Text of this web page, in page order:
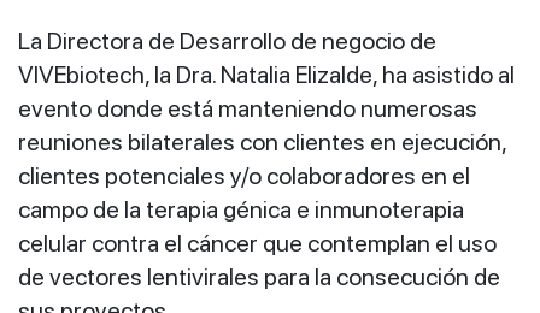
La Directora de Desarrollo de negocio de
VIVEbiotech, la Dra. Natalia Elizalde, ha asistido al
evento donde está manteniendo numerosas
reuniones bilaterales con clientes en ejecución,
clientes potenciales y/o colaboradores en el
campo de la terapia génica e inmunoterapia
celular contra el cáncer que contemplan el uso
de vectores lentivirales para la consecución de